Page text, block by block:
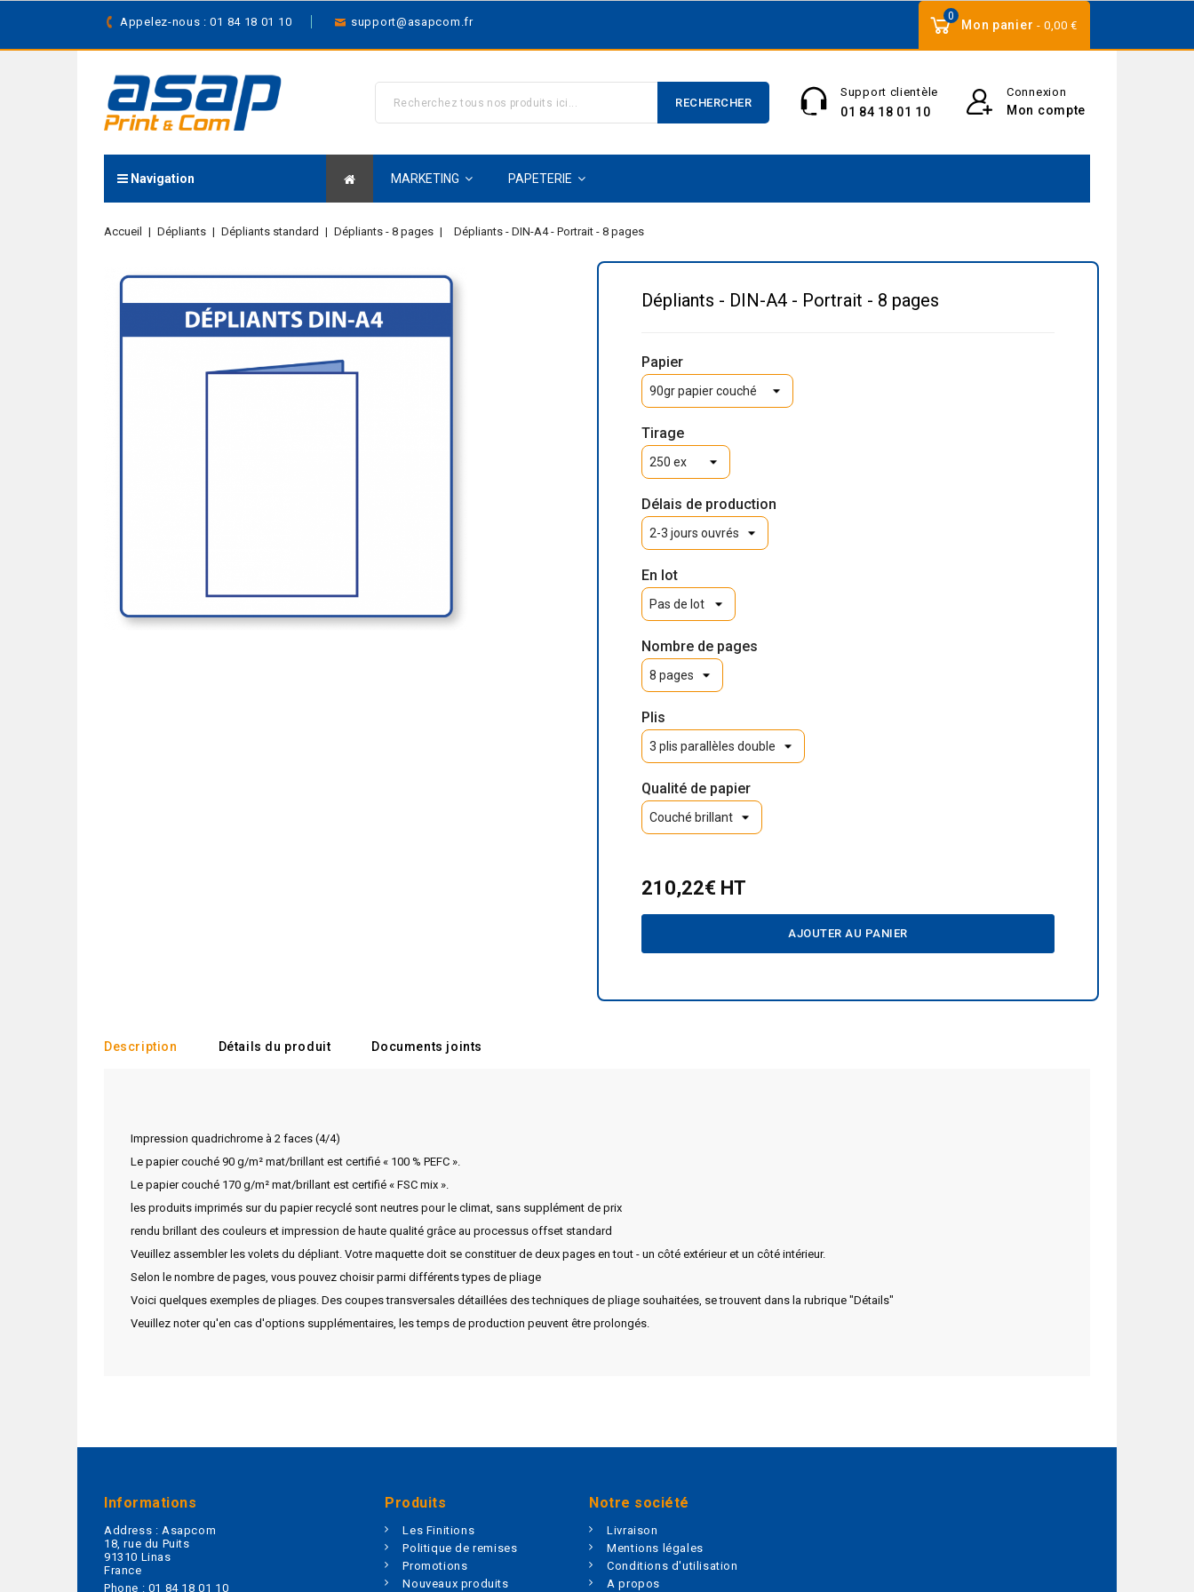
Appelez-nous : 01 84 18 01 10 support@asapcom.fr Mon panier - 0,00 €
0
Connexion
Mon compte
Support clientèle
01 84 18 01 10
RECHERCHER
Navigation MARKETING PAPETERIE
Accueil Dépliants Dépliants standard Dépliants - 8 pages Dépliants - DIN-A4 - Portrait - 8 pages
Dépliants - DIN-A4 - Portrait - 8 pages
Papier
Tirage
Délais de production
En lot
Nombre de pages
Plis
Qualité de papier
210,22€ HT
AJOUTER AU PANIER
Description Détails du produit Documents joints
Impression quadrichrome à 2 faces (4/4)
Le papier couché 90 g/m² mat/brillant est certifié « 100 % PEFC ».
Le papier couché 170 g/m² mat/brillant est certifié « FSC mix ».
les produits imprimés sur du papier recyclé sont neutres pour le climat, sans supplément de prix
rendu brillant des couleurs et impression de haute qualité grâce au processus offset standard
Veuillez assembler les volets du dépliant. Votre maquette doit se constituer de deux pages en tout - un côté extérieur et un côté intérieur.
Selon le nombre de pages, vous pouvez choisir parmi différents types de pliage
Voici quelques exemples de pliages. Des coupes transversales détaillées des techniques de pliage souhaitées, se trouvent dans la rubrique "Détails"
Veuillez noter qu'en cas d'options supplémentaires, les temps de production peuvent être prolongés.
Informations
Address : Asapcom
18, rue du Puits
91310 Linas
France
Phone : 01 84 18 01 10
Produits
Les Finitions
Politique de remises
Promotions
Nouveaux produits
Notre société
Livraison
Mentions légales
Conditions d'utilisation
A propos